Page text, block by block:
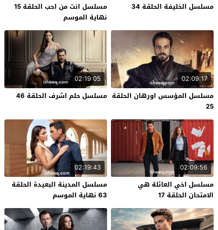
مسلسل الخليفة الحلقة 34
مسلسل انت من احب الحلقة 15
نهاية الموسم
02:09:17
مسلسل المؤسس اورهان الحلقة
25
02:19:05
مسلسل حلم اشرف الحلقة 46
02:09:56
مسلسل اخي العائلة هي
الامتحان الحلقة 17
02:19:43
مسلسل المدينة البعيدة الحلقة
63 نهاية الموسم